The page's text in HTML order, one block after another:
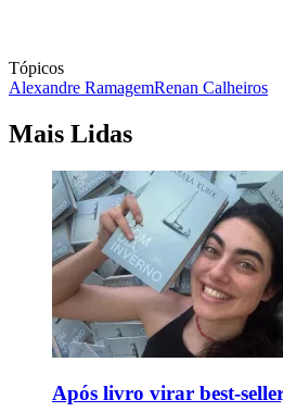
Tópicos
Alexandre RamagemRenan Calheiros
Mais Lidas
Após livro virar best-